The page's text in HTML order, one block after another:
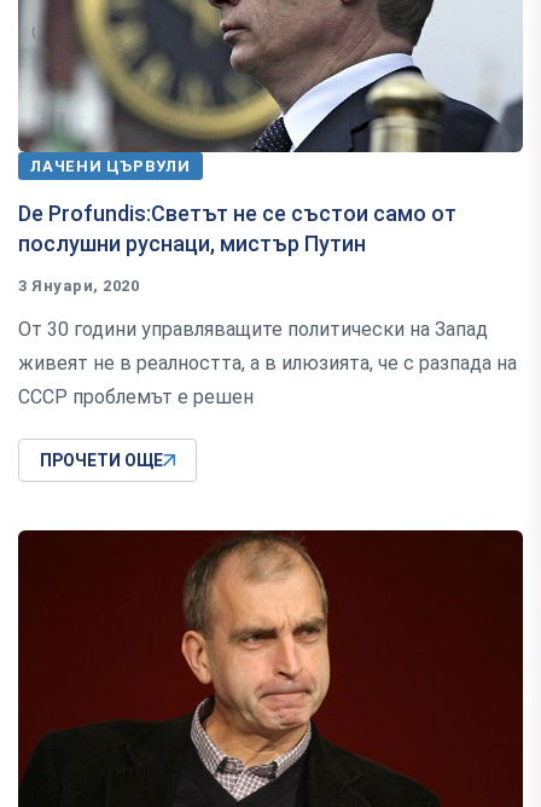
ЛАЧЕНИ ЦЪРВУЛИ
De Profundis:Светът не се състои само от
послушни руснаци, мистър Путин
3 Януари, 2020
От 30 години управляващите политически на Запад
живеят не в реалността, а в илюзията, че с разпада на
СССР проблемът е решен
ПРОЧЕТИ ОЩЕ